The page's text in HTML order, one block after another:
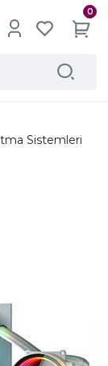
0
Sistemleri